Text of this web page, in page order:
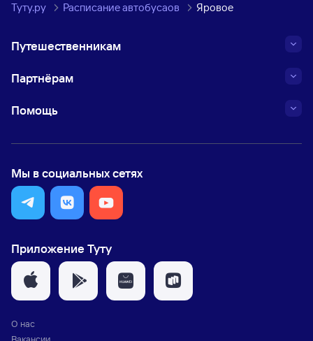
Туту.ру Расписание автобусаов Яровое
Путешественникам
Партнёрам
Помощь
Мы в социальных сетях
Приложение Туту
О нас